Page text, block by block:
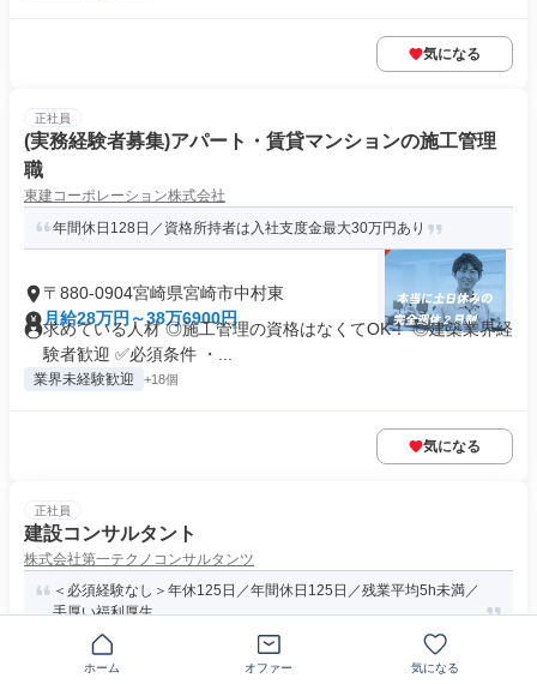
気になる
正社員
(実務経験者募集)アパート・賃貸マンションの施工管理
職
東建コーポレーション株式会社
年間休日128日／資格所持者は入社支度金最大30万円あり
〒880-0904宮崎県宮崎市中村東
月給28万円～38万6900円
求めている人材 ◎施工管理の資格はなくてOK！ ◎建築業界経
験者歓迎 ✅必須条件 ・...
業界未経験歓迎 +18個
気になる
正社員
建設コンサルタント
株式会社第一テクノコンサルタンツ
＜必須経験なし＞年休125日／年間休日125日／残業平均5h未満／
手厚い福利厚生
〒880-0802宮崎県宮崎市別府町
ホーム オファー 気になる